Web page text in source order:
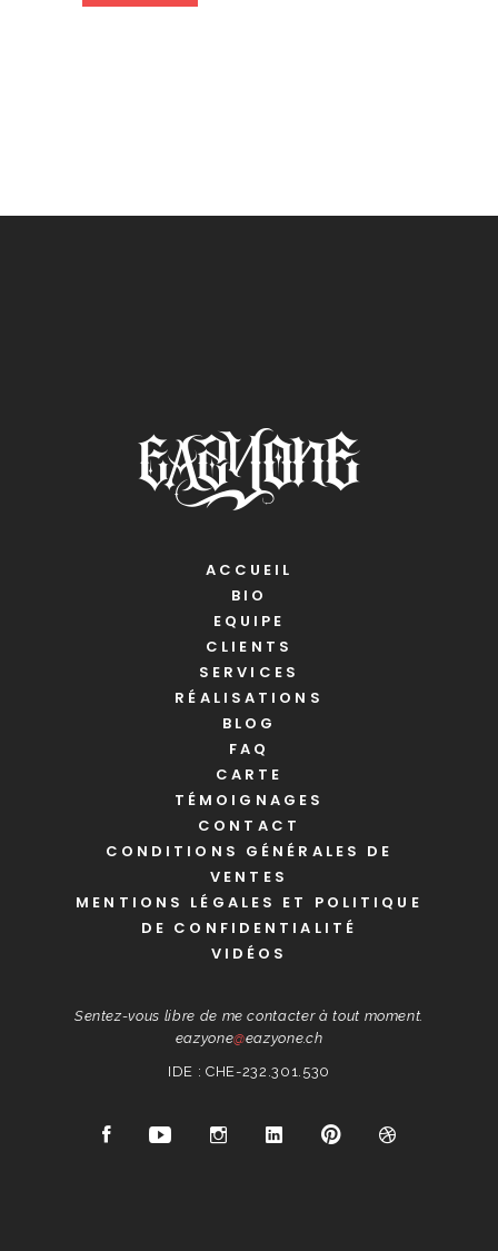
ACCUEIL
BIO
EQUIPE
CLIENTS
SERVICES
RÉALISATIONS
BLOG
FAQ
CARTE
TÉMOIGNAGES
CONTACT
CONDITIONS GÉNÉRALES DE
VENTES
MENTIONS LÉGALES ET POLITIQUE
DE CONFIDENTIALITÉ
VIDÉOS
Sentez-vous libre de me contacter à tout moment.
eazyone@eazyone.ch
IDE : CHE-232.301.530